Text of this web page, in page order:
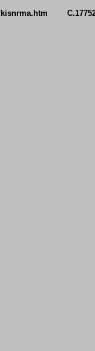
kisnrma.htm